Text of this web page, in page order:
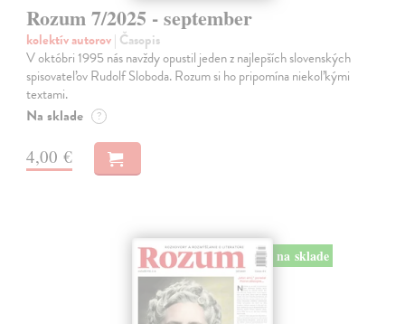
Rozum 7/2025 - september
kolektív autorov| Časopis
V októbri 1995 nás navždy opustil jeden z najlepších slovenských
spisovateľov Rudolf Sloboda. Rozum si ho pripomína niekoľkými
textami.
Na sklade ?
4,00 €
na sklade